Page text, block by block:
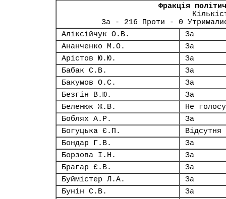
Фракція
За - 216 Проти - 0
Аліксійчук О.В.
За
Ананченко М.О.
За
Арістов Ю.Ю.
За
Бабак С.В.
За
Бакумов О.С.
За
Безгін В.Ю.
За
Беленюк Ж.В.
Не
Боблях А.Р.
За
Богуцька Є.П.
Відсутня
Бондар Г.В.
За
Борзова І.Н.
За
Брагар Є.В.
За
Буймістер Л.А.
За
Бунін С.В.
За